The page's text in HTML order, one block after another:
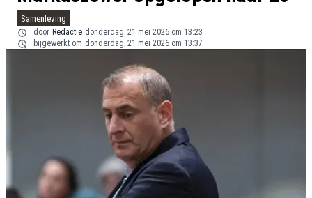
Samenleving
door Redactie donderdag, 21 mei 2026 om 13:23
bijgewerkt om donderdag, 21 mei 2026 om 13:37